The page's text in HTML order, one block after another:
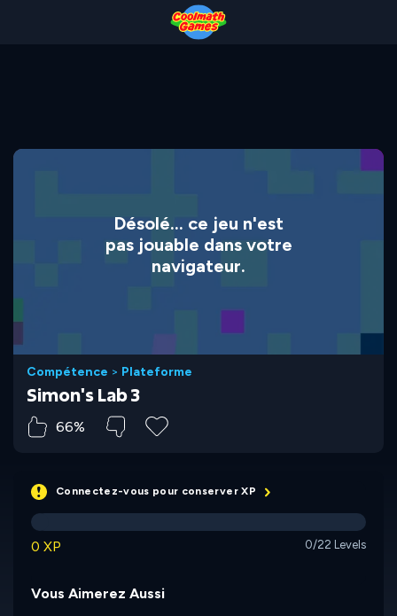
Désolé... ce jeu n'est
pas jouable dans votre
navigateur.
Compétence > Plateforme
Simon's Lab 3
66%
Connectez-vous pour conserver XP
0 XP 0/22 Levels
Vous Aimerez Aussi